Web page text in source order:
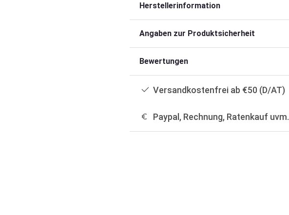
Herstellerinformation
Angaben zur Produktsicherheit
Bewertungen
Versandkostenfrei ab €50 (D/AT)
Paypal, Rechnung, Ratenkauf uvm.